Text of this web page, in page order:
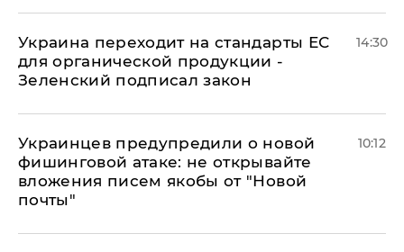
Украина переходит на стандарты ЕС
для органической продукции -
Зеленский подписал закон
14:30
Украинцев предупредили о новой
фишинговой атаке: не открывайте
вложения писем якобы от "Новой
почты"
10:12